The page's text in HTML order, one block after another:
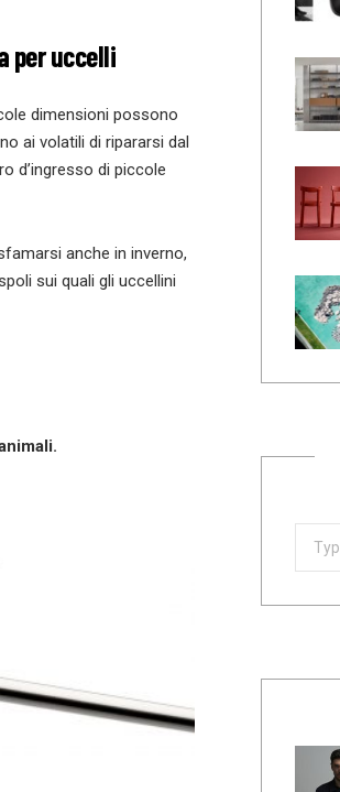
per uccelli
dimensioni possono
ai volatili di ripararsi dal
d’ingresso di piccole
anche in inverno,
sui quali gli uccellini
Search